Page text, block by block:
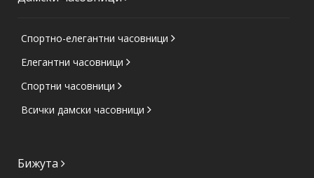
Спортно-елегантни часовници
Елегантни часовници
Спортни часовници
Всички дамски часовници
Бижута